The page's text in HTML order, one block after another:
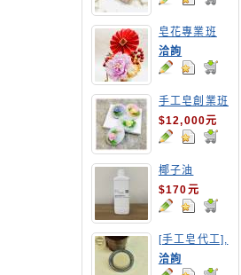
皂花專業班
洽詢
手工皂創業班
(MP皂班)
$12,000元
椰子油
$170元
[手工皂代工],
摩洛哥洗髮皂
洽詢